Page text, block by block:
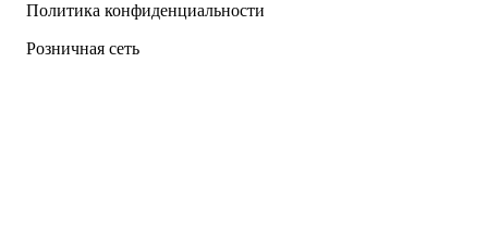
Политика конфиденциальности
Розничная сеть